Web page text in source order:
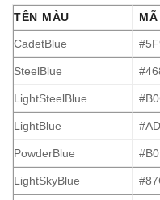
TÊN MÀU
CadetBlue
SteelBlue
LightSteelBlue
LightBlue
PowderBlue
LightSkyBlue